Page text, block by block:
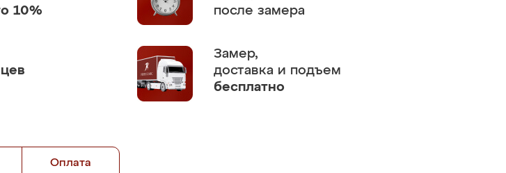
10%
после замера
Замер,
доставка и подъем
бесплатно
Оплата